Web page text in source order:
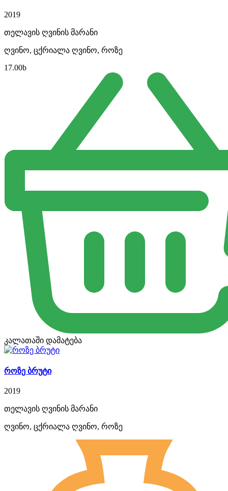
2019
თელავის ღვინის მარანი
ღვინო, ცქრიალა ღვინო, როზე
17.00b
კალათაში დამატება
როზე ბრუტი
2019
თელავის ღვინის მარანი
ღვინო, ცქრიალა ღვინო, როზე